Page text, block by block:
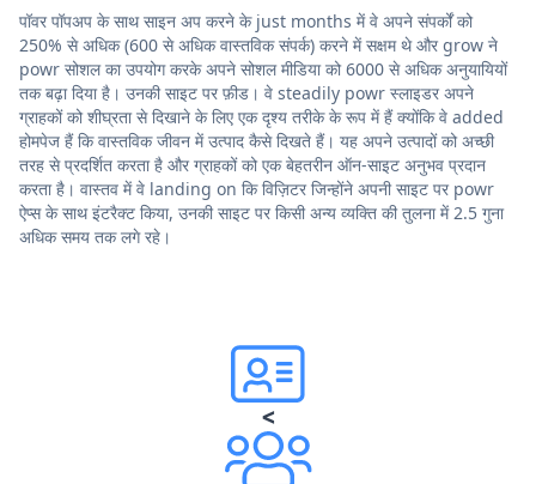
पॉवर पॉपअप के साथ साइन अप करने के just months में वे अपने संपर्कों को
250% से अधिक (600 से अधिक वास्तविक संपर्क) करने में सक्षम थे और grow ने
powr सोशल का उपयोग करके अपने सोशल मीडिया को 6000 से अधिक अनुयायियों
तक बढ़ा दिया है। उनकी साइट पर फ़ीड। वे steadily powr स्लाइडर अपने
ग्राहकों को शीघ्रता से दिखाने के लिए एक दृश्य तरीके के रूप में हैं क्योंकि वे added
होमपेज हैं कि वास्तविक जीवन में उत्पाद कैसे दिखते हैं। यह अपने उत्पादों को अच्छी
तरह से प्रदर्शित करता है और ग्राहकों को एक बेहतरीन ऑन-साइट अनुभव प्रदान
करता है। वास्तव में वे landing on कि विज़िटर जिन्होंने अपनी साइट पर powr
ऐप्स के साथ इंटरैक्ट किया, उनकी साइट पर किसी अन्य व्यक्ति की तुलना में 2.5 गुना
अधिक समय तक लगे रहे।
<